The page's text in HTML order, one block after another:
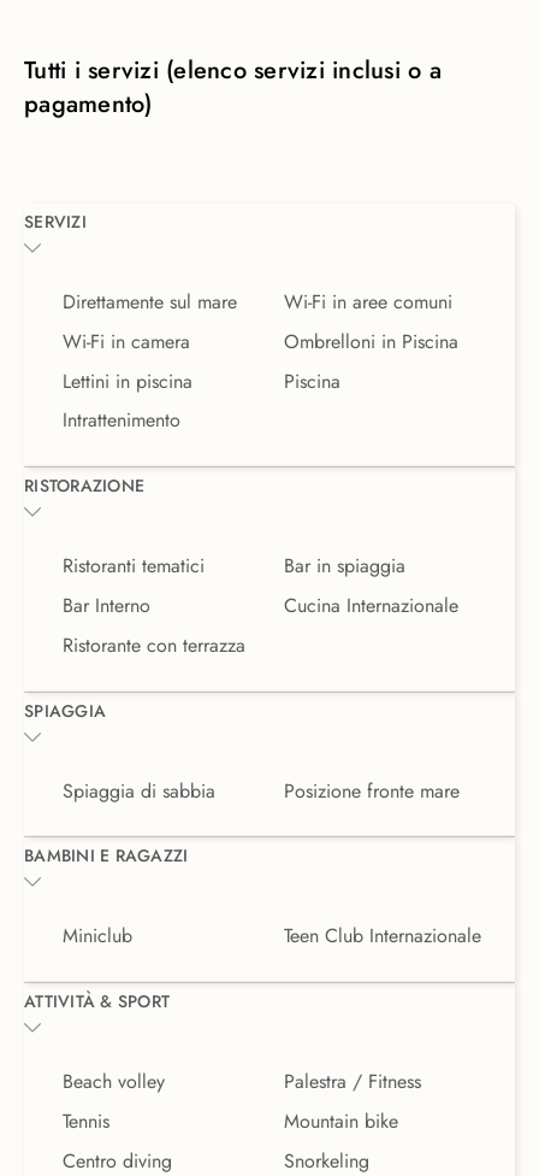
Tutti i servizi (elenco servizi inclusi o a
pagamento)
SERVIZI
Direttamente sul mare
Wi-Fi in aree comuni
Wi-Fi in camera
Ombrelloni in Piscina
Lettini in piscina
Piscina
Intrattenimento
RISTORAZIONE
Ristoranti tematici
Bar in spiaggia
Bar Interno
Cucina Internazionale
Ristorante con terrazza
SPIAGGIA
Spiaggia di sabbia Posizione fronte mare
BAMBINI E RAGAZZI
Miniclub Teen Club Internazionale
ATTIVITÀ & SPORT
Beach volley
Palestra / Fitness
Tennis
Mountain bike
Centro diving
Snorkeling